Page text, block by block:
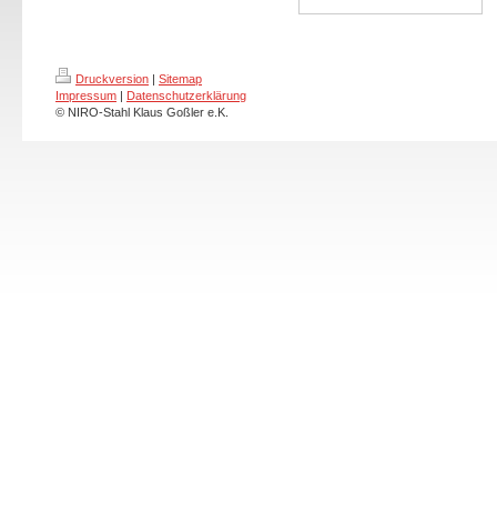
Druckversion | Sitemap
Impressum | Datenschutzerklärung
© NIRO-Stahl Klaus Goßler e.K.